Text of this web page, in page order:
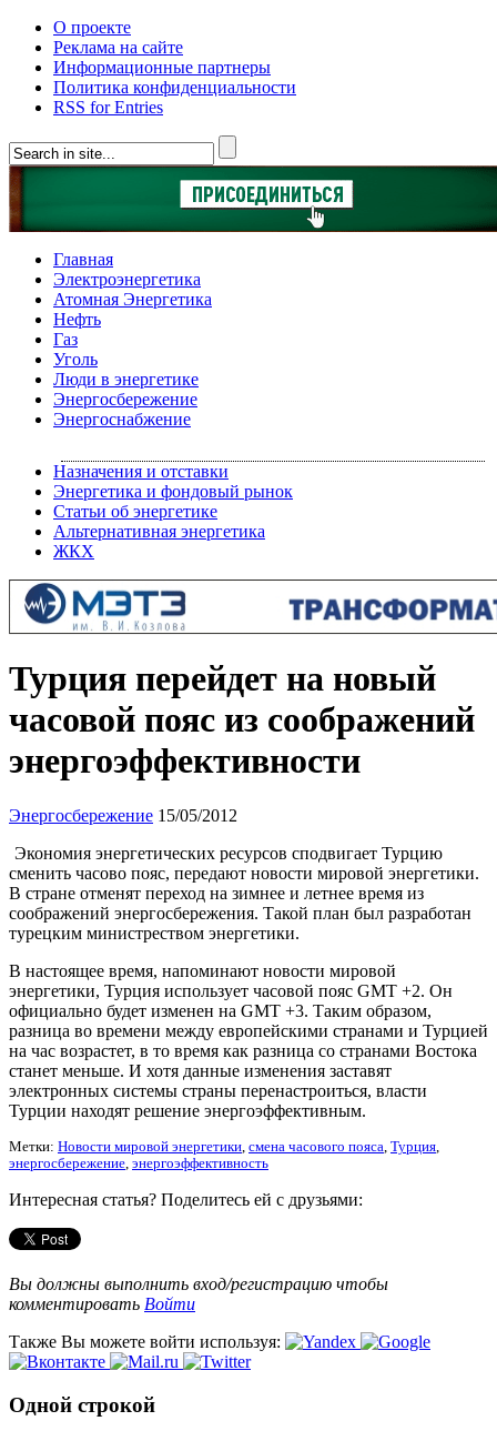
О проекте
Реклама на сайте
Информационные партнеры
Политика конфиденциальности
RSS for Entries
Главная
Электроэнергетика
Атомная Энергетика
Нефть
Газ
Уголь
Люди в энергетике
Энергосбережение
Энергоснабжение
Назначения и отставки
Энергетика и фондовый рынок
Статьи об энергетике
Альтернативная энергетика
ЖКХ
Турция перейдет на новый
часовой пояс из соображений
энергоэффективности
Энергосбережение 15/05/2012
Экономия энергетических ресурсов сподвигает Турцию
сменить часово пояс, передают новости мировой энергетики.
В стране отменят переход на зимнее и летнее время из
соображений энергосбережения. Такой план был разработан
турецким министреством энергетики.
В настоящее время, напоминают новости мировой
энергетики, Турция использует часовой пояс GMT +2. Он
официально будет изменен на GMT +3. Таким образом,
разница во времени между европейскими странами и Турцией
на час возрастет, в то время как разница со странами Востока
станет меньше. И хотя данные изменения заставят
электронных системы страны перенастроиться, власти
Турции находят решение энергоэффективным.
Метки: Новости мировой энергетики, смена часового пояса, Турция,
энергосбережение, энергоэффективность
Интересная статья? Поделитесь ей с друзьями:
Вы должны выполнить вход/регистрацию чтобы
комментировать Войти
Также Вы можете войти используя:
Одной строкой